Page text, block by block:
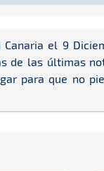
el 9
de las últimas
para que no